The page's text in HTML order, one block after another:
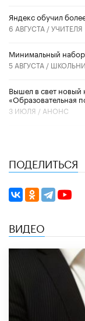
​Яндекс обучил
6 АВГУСТА /УЧИТЕЛЯ
Минимальный
5 АВГУСТА /
Вышел в свет новый
«Образовательная
3 ИЮЛЯ / АНОНС
ПОДЕЛИТЬСЯ
ВИДЕО